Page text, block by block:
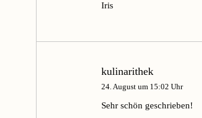
Iris
kulinarithek
24. August um 15:02 Uhr
Sehr schön geschrieben!